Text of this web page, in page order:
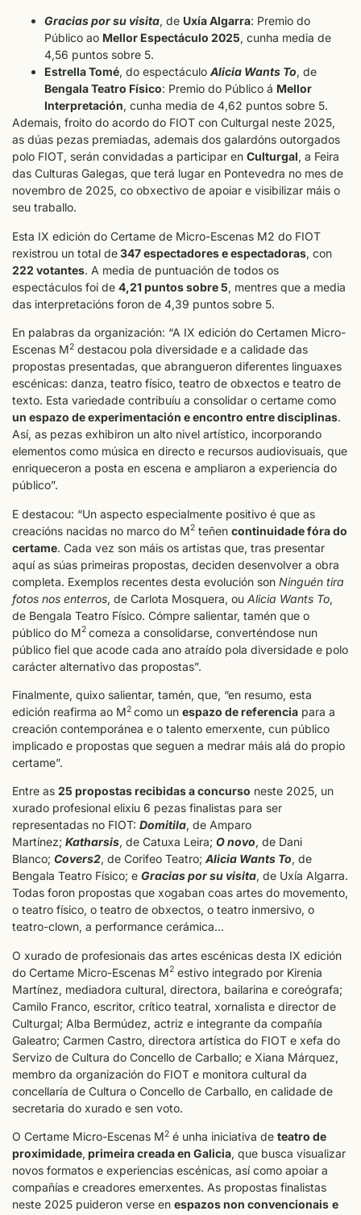
Gracias por su visita, de Uxía Algarra: Premio do
Público ao Mellor Espectáculo 2025, cunha media de
4,56 puntos sobre 5.
Estrella Tomé, do espectáculo Alicia Wants To, de
Bengala Teatro Físico: Premio do Público á Mellor
Interpretación, cunha media de 4,62 puntos sobre 5.
Ademais, froito do acordo do FIOT con Culturgal neste 2025,
as dúas pezas premiadas, ademais dos galardóns outorgados
polo FIOT, serán convidadas a participar en Culturgal, a Feira
das Culturas Galegas, que terá lugar en Pontevedra no mes de
novembro de 2025, co obxectivo de apoiar e visibilizar máis o
seu traballo.
Esta IX edición do Certame de Micro-Escenas M2 do FIOT
rexistrou un total de347 espectadores e espectadoras, con
222 votantes. A media de puntuación de todos os
espectáculos foi de 4,21 puntos sobre 5, mentres que a media
das interpretacións foron de 4,39 puntos sobre 5.
En palabras da organización: “A IX edición do Certamen Micro-
Escenas M2 destacou pola diversidade e a calidade das
propostas presentadas, que abrangueron diferentes linguaxes
escénicas: danza, teatro físico, teatro de obxectos e teatro de
texto. Esta variedade contribuíu a consolidar o certame como
un espazo de experimentación e encontro entre disciplinas.
Así, as pezas exhibiron un alto nivel artístico, incorporando
elementos como música en directo e recursos audiovisuais, que
enriqueceron a posta en escena e ampliaron a experiencia do
público”.
E destacou: “Un aspecto especialmente positivo é que as
creacións nacidas no marco do M2 teñen continuidade fóra do
certame. Cada vez son máis os artistas que, tras presentar
aquí as súas primeiras propostas, deciden desenvolver a obra
completa. Exemplos recentes desta evolución son Ninguén tira
fotos nos enterros, de Carlota Mosquera, ou Alicia Wants To,
de Bengala Teatro Físico. Cómpre salientar, tamén que o
público do M2 comeza a consolidarse, converténdose nun
público fiel que acode cada ano atraído pola diversidade e polo
carácter alternativo das propostas”.
Finalmente, quixo salientar, tamén, que, “en resumo, esta
edición reafirma ao M2 como un espazo de referencia para a
creación contemporánea e o talento emerxente, cun público
implicado e propostas que seguen a medrar máis alá do propio
certame”.
Entre as 25 propostas recibidas a concurso neste 2025, un
xurado profesional elixiu 6 pezas finalistas para ser
representadas no FIOT: Domitila, de Amparo
Martínez; Katharsis, de Catuxa Leira; O novo, de Dani
Blanco; Covers2, de Corifeo Teatro; Alicia Wants To, de
Bengala Teatro Físico; e Gracias por su visita, de Uxía Algarra.
Todas foron propostas que xogaban coas artes do movemento,
o teatro físico, o teatro de obxectos, o teatro inmersivo, o
teatro-clown, a performance cerámica…
O xurado de profesionais das artes escénicas desta IX edición
do Certame Micro-Escenas M2 estivo integrado por Kirenia
Martínez, mediadora cultural, directora, bailarina e coreógrafa;
Camilo Franco, escritor, crítico teatral, xornalista e director de
Culturgal; Alba Bermúdez, actriz e integrante da compañía
Galeatro; Carmen Castro, directora artística do FIOT e xefa do
Servizo de Cultura do Concello de Carballo; e Xiana Márquez,
membro da organización do FIOT e monitora cultural da
concellaría de Cultura o Concello de Carballo, en calidade de
secretaria do xurado e sen voto.
O Certame Micro-Escenas M2 é unha iniciativa de teatro de
proximidade, primeira creada en Galicia, que busca visualizar
novos formatos e experiencias escénicas, así como apoiar a
compañías e creadores emerxentes. As propostas finalistas
neste 2025 puideron verse en espazos non convencionais e